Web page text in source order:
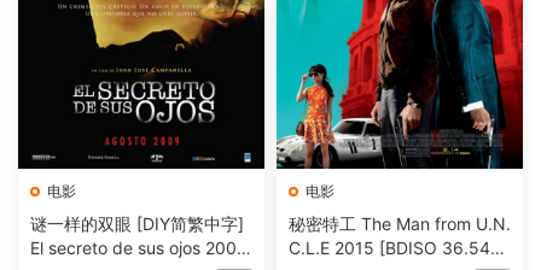
电影
谜一样的双眼 [DIY简繁中字]
El secreto de sus ojos 2009
电影
秘密特工 The Man from U.N.
C.L.E 2015 [BDISO 36.54G